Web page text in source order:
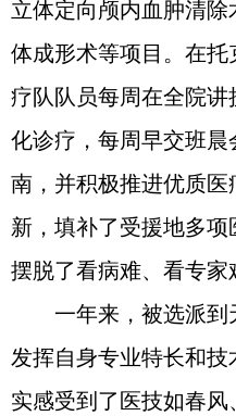
立体定向颅内血肿清
体成形术等项目。在
疗队队员每周在全院
化诊疗，每周早交班
南，并积极推进优质医
新，填补了受援地多
摆脱了看病难、看专家
一年来，被选派
发挥自身专业特长和
实感受到了医技如春风